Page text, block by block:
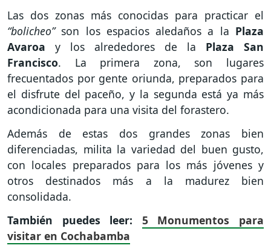
Las dos zonas más conocidas para practicar el
“bolicheo” son los espacios aledaños a la Plaza
Avaroa y los alrededores de la Plaza San
Francisco. La primera zona, son lugares
frecuentados por gente oriunda, preparados para
el disfrute del paceño, y la segunda está ya más
acondicionada para una visita del forastero.
Además de estas dos grandes zonas bien
diferenciadas, milita la variedad del buen gusto,
con locales preparados para los más jóvenes y
otros destinados más a la madurez bien
consolidada.
También puedes leer: 5 Monumentos para
visitar en Cochabamba